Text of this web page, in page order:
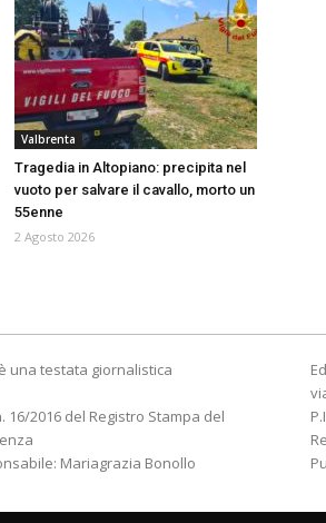
Valbrenta
Tragedia in Altopiano: precipita nel
vuoto per salvare il cavallo, morto un
55enne
2 Agosto 2026
è una testata giornalistica
16/2016 del Registro Stampa del
Mariagrazia Bonollo